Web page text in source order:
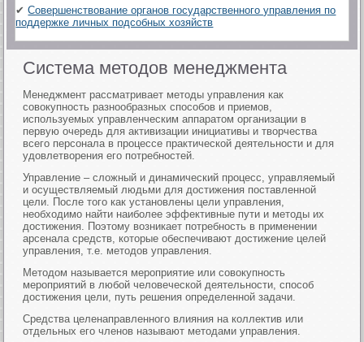
✔Совершенствование органов государственного управления по
поддержке личных подсобных хозяйств
Система методов менеджмента
Менеджмент рассматривает методы управления как
совокупность разнообразных способов и приемов,
используемых управленческим аппаратом организации в
первую очередь для активизации инициативы и творчества
всего персонала в процессе практической деятельности и для
удовлетворения его потребностей.
Управление – сложный и динамический процесс, управляемый
и осуществляемый людьми для достижения поставленной
цели. После того как установлены цели управления,
необходимо найти наиболее эффективные пути и методы их
достижения. Поэтому возникает потребность в применении
арсенала средств, которые обеспечивают достижение целей
управления, т.е. методов управления.
Методом называется мероприятие или совокупность
мероприятий в любой человеческой деятельности, способ
достижения цели, путь решения определенной задачи.
Средства целенаправленного влияния на коллектив или
отдельных его членов называют методами управления.